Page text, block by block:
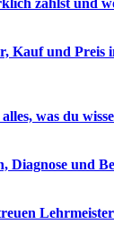
zahlst und
Kauf und Preis
was du
Diagnose und